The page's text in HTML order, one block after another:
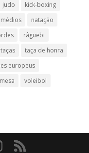
judo
kick-boxing
médios
natação
râguebi
taça de honra
europeus
voleibol